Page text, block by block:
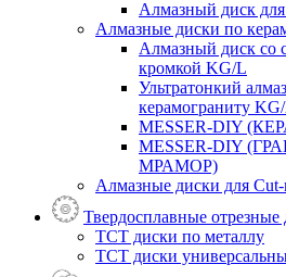
Алмазный диск
Алмазные диски по
Алмазный диск со
кромкой KG/L
Ультратонкий
керамограниту
MESSER-DIY
MESSER-DIY
МРАМОР)
Алмазные диски для
Твердосплавные отрезные
ТСТ диски по металлу
ТСТ диски